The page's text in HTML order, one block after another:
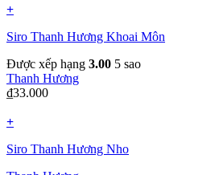
+
Siro Thanh Hương Khoai Môn
Được xếp hạng 3.00 5 sao
Thanh Hương
₫33.000
+
Siro Thanh Hương Nho